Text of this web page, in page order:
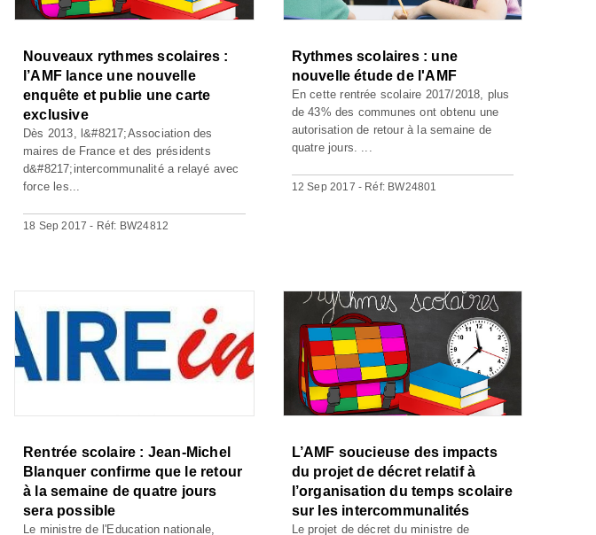
Nouveaux rythmes scolaires :
l’AMF lance une nouvelle
enquête et publie une carte
exclusive
Dès 2013, l&#8217;Association des
maires de France et des présidents
d&#8217;intercommunalité a relayé avec
force les...
18 Sep 2017 - Réf: BW24812
Rythmes scolaires : une
nouvelle étude de l'AMF
En cette rentrée scolaire 2017/2018, plus
de 43% des communes ont obtenu une
autorisation de retour à la semaine de
quatre jours. ...
12 Sep 2017 - Réf: BW24801
Rentrée scolaire : Jean-Michel
Blanquer confirme que le retour
à la semaine de quatre jours
sera possible
Le ministre de l'Education nationale,
L’AMF soucieuse des impacts
du projet de décret relatif à
l’organisation du temps scolaire
sur les intercommunalités
Le projet de décret du ministre de